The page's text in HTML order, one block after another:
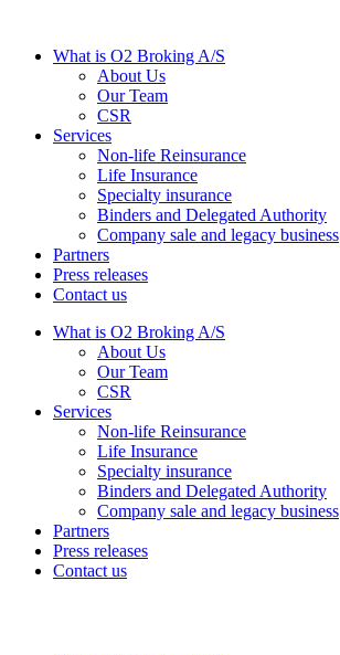
What is O2 Broking A/S
About Us
Our Team
CSR
Services
Non-life Reinsurance
Life Insurance
Specialty insurance
Binders and Delegated Authority
Company sale and legacy business
Partners
Press releases
Contact us
What is O2 Broking A/S
About Us
Our Team
CSR
Services
Non-life Reinsurance
Life Insurance
Specialty insurance
Binders and Delegated Authority
Company sale and legacy business
Partners
Press releases
Contact us